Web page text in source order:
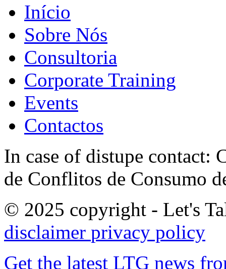
Início
Sobre Nós
Consultoria
Corporate Training
Events
Contactos
In case of distupe contact:
de Conflitos de Consumo
© 2025 copyright - Let's
disclaimer privacy policy
Get the latest LTG news